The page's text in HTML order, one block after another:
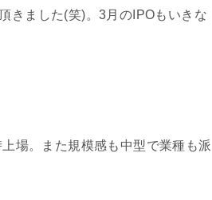
きました(笑)。3月のIPOもいきな
場。また規模感も中型で業種も派